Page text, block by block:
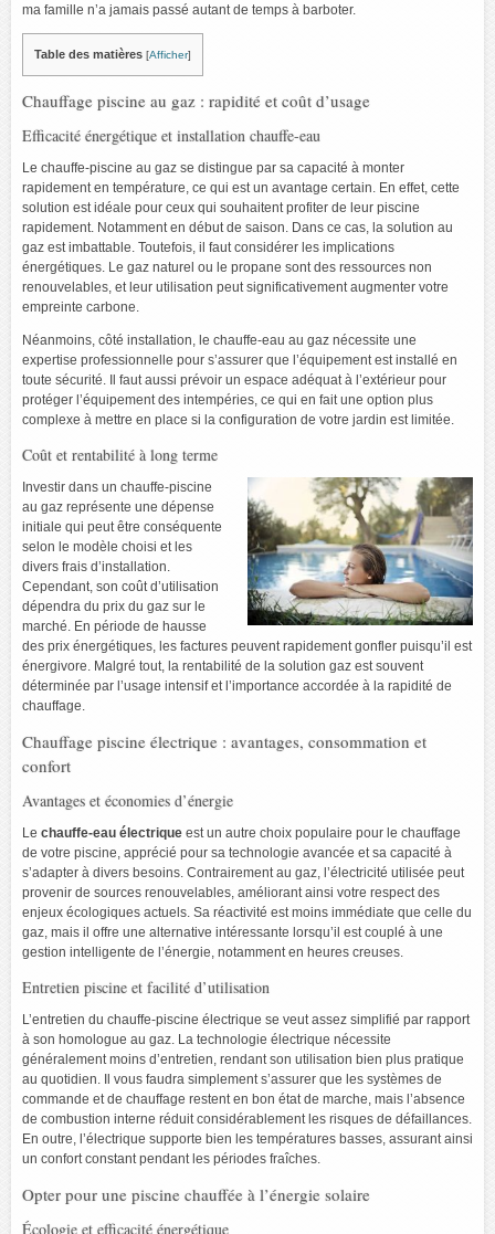
ma famille n’a jamais passé autant de temps à barboter.
Table des matières [Afficher]
Chauffage piscine au gaz : rapidité et coût d’usage
Efficacité énergétique et installation chauffe-eau
Le chauffe-piscine au gaz se distingue par sa capacité à monter
rapidement en température, ce qui est un avantage certain. En effet, cette
solution est idéale pour ceux qui souhaitent profiter de leur piscine
rapidement. Notamment en début de saison. Dans ce cas, la solution au
gaz est imbattable. Toutefois, il faut considérer les implications
énergétiques. Le gaz naturel ou le propane sont des ressources non
renouvelables, et leur utilisation peut significativement augmenter votre
empreinte carbone.
Néanmoins, côté installation, le chauffe-eau au gaz nécessite une
expertise professionnelle pour s’assurer que l’équipement est installé en
toute sécurité. Il faut aussi prévoir un espace adéquat à l’extérieur pour
protéger l’équipement des intempéries, ce qui en fait une option plus
complexe à mettre en place si la configuration de votre jardin est limitée.
Coût et rentabilité à long terme
Investir dans un chauffe-piscine
au gaz représente une dépense
initiale qui peut être conséquente
selon le modèle choisi et les
divers frais d’installation.
Cependant, son coût d’utilisation
dépendra du prix du gaz sur le
marché. En période de hausse
des prix énergétiques, les factures peuvent rapidement gonfler puisqu’il est
énergivore. Malgré tout, la rentabilité de la solution gaz est souvent
déterminée par l’usage intensif et l’importance accordée à la rapidité de
chauffage.
Chauffage piscine électrique : avantages, consommation et
confort
Avantages et économies d’énergie
Le chauffe-eau électrique est un autre choix populaire pour le chauffage
de votre piscine, apprécié pour sa technologie avancée et sa capacité à
s’adapter à divers besoins. Contrairement au gaz, l’électricité utilisée peut
provenir de sources renouvelables, améliorant ainsi votre respect des
enjeux écologiques actuels. Sa réactivité est moins immédiate que celle du
gaz, mais il offre une alternative intéressante lorsqu’il est couplé à une
gestion intelligente de l’énergie, notamment en heures creuses.
Entretien piscine et facilité d’utilisation
L’entretien du chauffe-piscine électrique se veut assez simplifié par rapport
à son homologue au gaz. La technologie électrique nécessite
généralement moins d’entretien, rendant son utilisation bien plus pratique
au quotidien. Il vous faudra simplement s’assurer que les systèmes de
commande et de chauffage restent en bon état de marche, mais l’absence
de combustion interne réduit considérablement les risques de défaillances.
En outre, l’électrique supporte bien les températures basses, assurant ainsi
un confort constant pendant les périodes fraîches.
Opter pour une piscine chauffée à l’énergie solaire
Écologie et efficacité énergétique